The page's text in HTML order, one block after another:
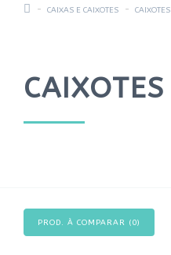
CAIXAS E CAIXOTES CAIXOTES
CAIXOTES
PROD. À COMPARAR (0)